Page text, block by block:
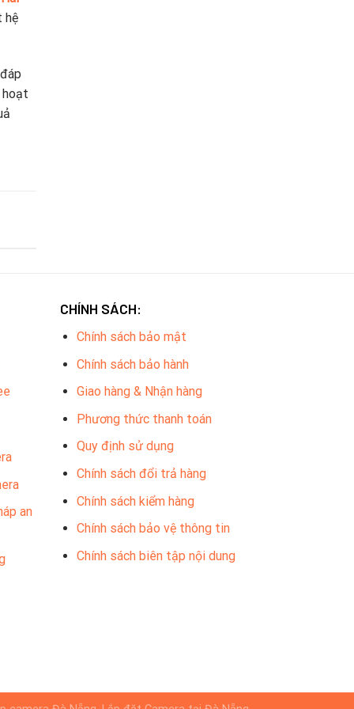
hệ
hoạt
an
CHÍNH SÁCH:
Chính sách bảo mật
Chính sách bảo hành
Giao hàng & Nhận hàng
Phương thức thanh toán
Quy định sử dụng
Chính sách đổi trả hàng
Chính sách kiểm hàng
Chính sách bảo vệ thông tin
Chính sách biên tập nội dung